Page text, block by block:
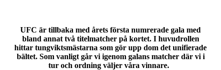
UFC är tillbaka med årets första numrerade gala med
bland annat två titelmatcher på kortet. I huvudrollen
hittar tungviktsmästarna som gör upp dom det unifierade
bältet. Som vanligt går vi igenom galans matcher där vi i
tur och ordning väljer våra vinnare.